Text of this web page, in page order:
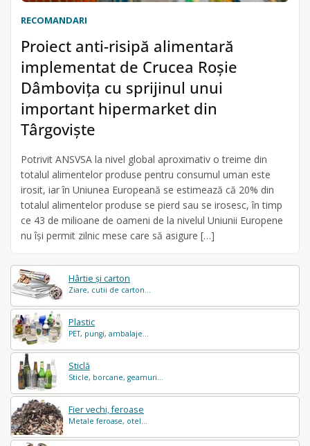
Hârtie și carton
Ziare, cutii de carton...
Plastic
PET, pungi, ambalaje...
Sticlă
Sticle, borcane, geamuri...
Fier vechi, feroase
Metale feroase, otel...
RECOMANDARI
Proiect anti-risipă alimentară
implementat de Crucea Roșie
Dâmbovița cu sprijinul unui
important hipermarket din
Târgoviște
Potrivit ANSVSA la nivel global aproximativ o treime din
totalul alimentelor produse pentru consumul uman este
irosit, iar în Uniunea Europeană se estimează că 20% din
totalul alimentelor produse se pierd sau se irosesc, în timp
ce 43 de milioane de oameni de la nivelul Uniunii Europene
nu își permit zilnic mese care să asigure […]